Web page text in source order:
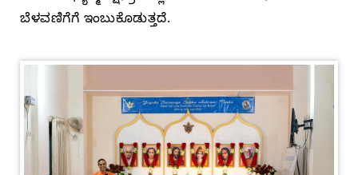
ಬೆಳವಣಿಗೆಗೆ ಇಂಬುಕೊಡುತ್ತದೆ.